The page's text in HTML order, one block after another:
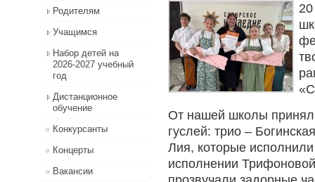
Родителям
Учащимся
Набор детей на
2026-2027 учебный
год
Дистанционное
обучение
Конкурсанты
Концерты
Вакансии
От нашей школы
гуслей: трио –
Лия, которые
исполнении